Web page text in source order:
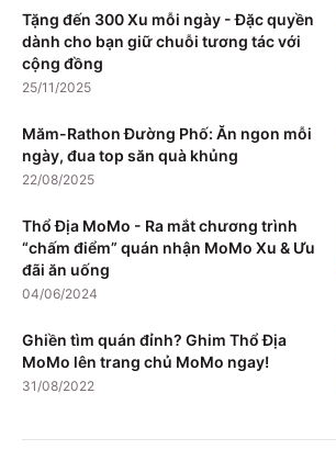
Tặng đến 300 Xu mỗi ngày - Đặc quyền
dành cho bạn giữ chuỗi tương tác với
cộng đồng
25/11/2025
Măm-Rathon Đường Phố: Ăn ngon mỗi
ngày, đua top săn quà khủng
22/08/2025
Thổ Địa MoMo - Ra mắt chương trình
“chấm điểm” quán nhận MoMo Xu & Ưu
đãi ăn uống
04/06/2024
Ghiền tìm quán đỉnh? Ghim Thổ Địa
MoMo lên trang chủ MoMo ngay!
31/08/2022